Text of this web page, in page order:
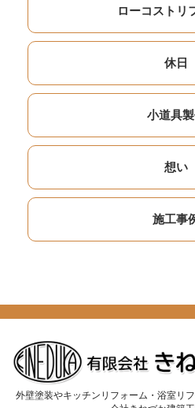
ローコストリ
休日
小道具
想い
施工事
外壁塗装やキッチンリフォーム・浴室リ